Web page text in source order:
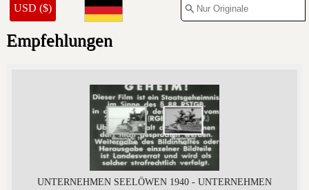
USD ($)
Empfehlungen
UNTERNEHMEN SEELÖWEN 1940 - UNTERNEHMEN